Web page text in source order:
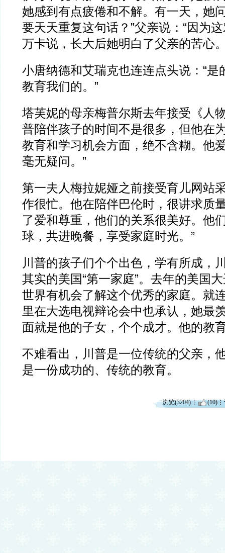
她感到有点疲倦和不解。有一天，她
要天天重复这句话？”父亲说：“因为
万卡说，长大后她明白了父亲的苦心
小唐纳德和艾瑞克也连连点头说：“是
教育我们的。”
塔芙妮的母亲梅普尔斯去年接受《人
普陪伴孩子的时间不是很多，但他在
教育和学习机会方面，绝不含糊。他
毫无疑问。”
第一夫人梅拉妮娅之前接受育儿网站
作很忙。他在陪伴巴伦时，很讲求质
了爱和尊重，他们的关系很美好。他
球，共进晚餐，享受家庭时光。”
川普的孩子们个个出色，学有所成，
其实的美国“第一家庭”。去年的美国
世界有机会了解这个优秀的家庭。就
里在大选电视辩论会中也承认，她最
面就是他的子女，个个成才。他的教
不难看出，川普是一位传统的父亲，
是一份成功的、传统的教育。
浏览(3204) (10)